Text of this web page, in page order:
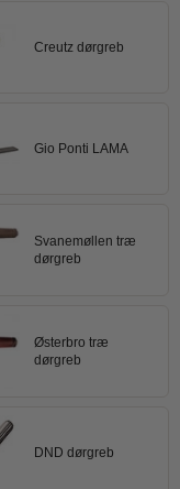
Creutz dørgreb
Gio Ponti LAMA
Svanemøllen træ
dørgreb
Østerbro træ
dørgreb
DND dørgreb